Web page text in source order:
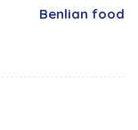
Benlian food